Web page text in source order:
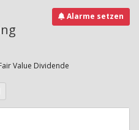
Alarme setzen
Value Dividende